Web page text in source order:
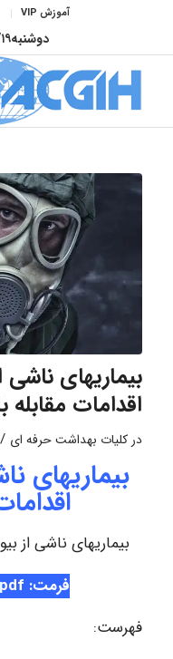
آموزش VIP
دوشنبه
بیماریهای ناشی
اقدامات مقابله
در کلیات بهداشت حرفه ای /
بیماریهای
بیماریهای ناشی از
فرمت: pdf
فهرست: